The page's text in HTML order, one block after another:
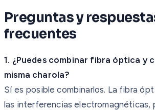
Preguntas y
frecuentes
1. ¿Puedes combinar fibra óptica y
misma charola?
Sí es posible combinarlos. La fibra
las interferencias electromagnéticas,